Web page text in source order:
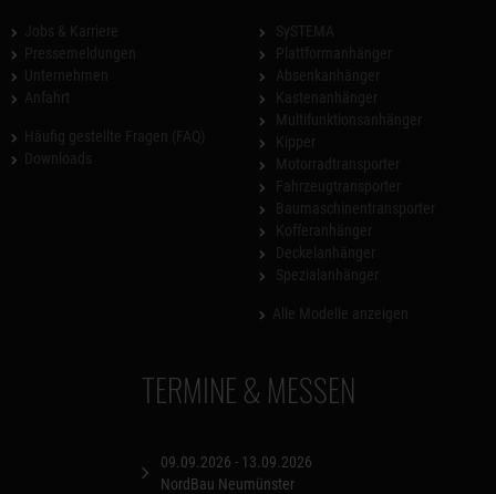
TERMINE & MESSEN
09.09.2026 - 13.09.2026
NordBau Neumünster